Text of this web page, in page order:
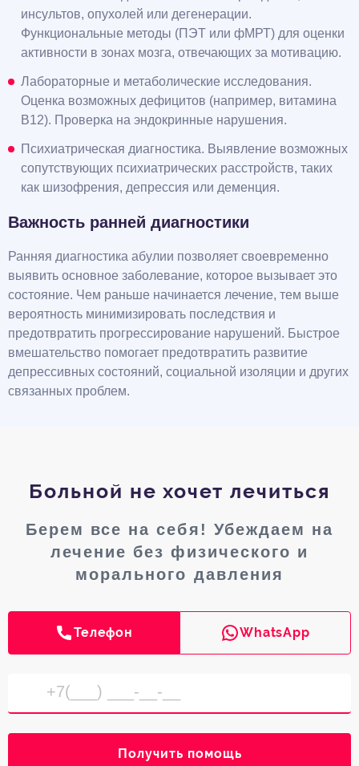
инсультов, опухолей или дегенерации.
Функциональные методы (ПЭТ или фМРТ) для оценки
активности в зонах мозга, отвечающих за мотивацию.
Лабораторные и метаболические исследования.
Оценка возможных дефицитов (например, витамина
B12). Проверка на эндокринные нарушения.
Психиатрическая диагностика. Выявление возможных
сопутствующих психиатрических расстройств, таких
как шизофрения, депрессия или деменция.
Важность ранней диагностики
Ранняя диагностика абулии позволяет своевременно
выявить основное заболевание, которое вызывает это
состояние. Чем раньше начинается лечение, тем выше
вероятность минимизировать последствия и
предотвратить прогрессирование нарушений. Быстрое
вмешательство помогает предотвратить развитие
депрессивных состояний, социальной изоляции и других
связанных проблем.
Больной не хочет лечиться
Берем все на себя! Убеждаем на
лечение без физического и
морального давления
Телефон WhatsApp
Получить помощь